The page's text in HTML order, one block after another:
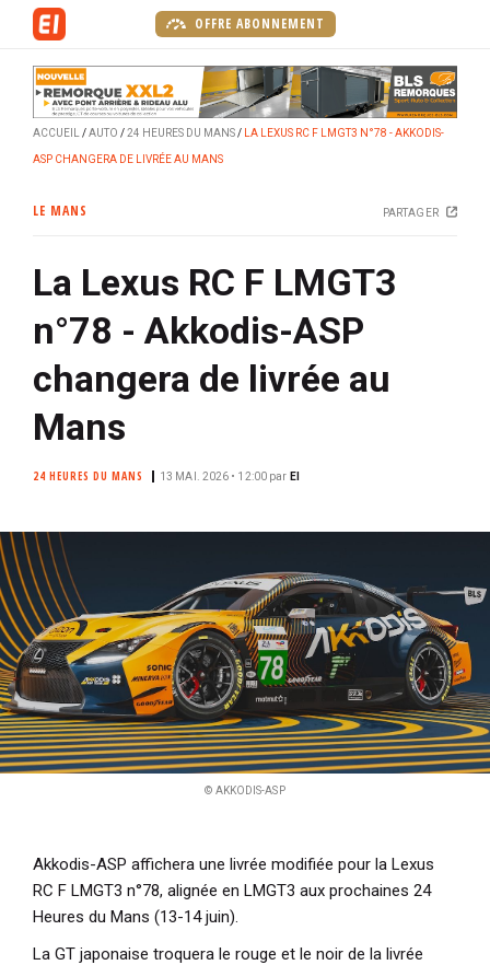
p
a
l
OFFRE ABONNEMENT
ACCUEIL AUTO 24 HEURES DU MANS LA LEXUS RC F LMGT3 N°78 - AKKODIS-
ASP CHANGERA DE LIVRÉE AU MANS
LE MANS PARTAGER
La Lexus RC F LMGT3
n°78 - Akkodis-ASP
changera de livrée au
Mans
24 HEURES DU MANS 13 MAI. 2026 • 12:00 par EI
© AKKODIS-ASP
Akkodis-ASP affichera une livrée modifiée pour la Lexus
RC F LMGT3 n°78, alignée en LMGT3 aux prochaines 24
Heures du Mans (13-14 juin).
La GT japonaise troquera le rouge et le noir de la livrée